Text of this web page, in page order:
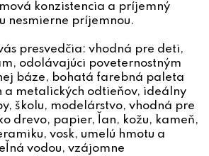
konzistencia a príjemný
nesmierne príjemnou.
presvedčia: vhodná pre deti,
odolávajúci poveternostným
báze, bohatá farebná paleta
a metalických odtieňov, ideálny
školu, modelárstvo, vhodná pre
drevo, papier, ľan, kožu, kameň,
vosk, umelú hmotu a
vodou, vzájomne